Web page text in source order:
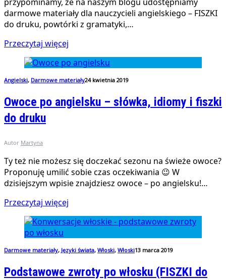
darmowe materiały dla nauczycieli angielskiego – FISZKI
do druku, powtórki z gramatyki,…
Przeczytaj więcej
Angielski, Darmowe materiały24 kwietnia 2019
Owoce po angielsku – słówka, idiomy i fiszki
do druku
Autor Martyna
Ty też nie możesz się doczekać sezonu na świeże owoce?
Proponuję umilić sobie czas oczekiwania 😉 W
dzisiejszym wpisie znajdziesz owoce – po angielsku!…
Przeczytaj więcej
Darmowe materiały, Języki świata, Włoski, Włoski13 marca 2019
Podstawowe zwroty po włosku (FISZKI do